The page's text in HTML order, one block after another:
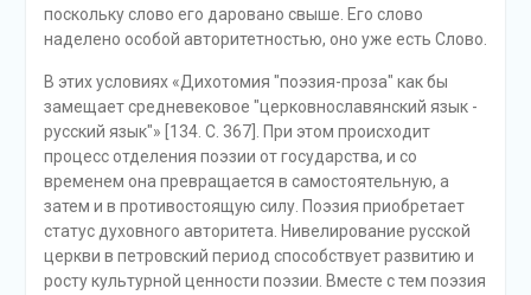
поскольку слово его даровано свыше. Его слово
наделено особой авторитетностью, оно уже есть Слово.
В этих условиях «Дихотомия "поэзия-проза" как бы
замещает средневековое "церковнославянский язык -
русский язык"» [134. С. 367]. При этом происходит
процесс отделения поэзии от государства, и со
временем она превращается в самостоятельную, а
затем и в противостоящую силу. Поэзия приобретает
статус духовного авторитета. Нивелирование русской
церкви в петровский период способствует развитию и
росту культурной ценности поэзии. Вместе с тем поэзия